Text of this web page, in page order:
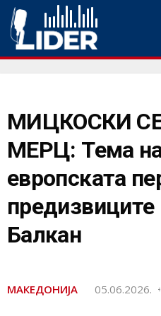
МИЦКОСКИ
МЕРЦ: Тема на
европската
Балкан
МАКЕДОНИЈА 05.06.2026.